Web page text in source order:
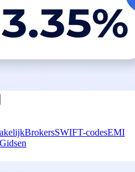
BrokersSWIFT-codesEMI
Gidsen